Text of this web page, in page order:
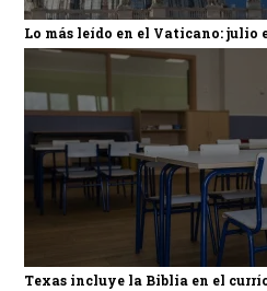
Lo más leído en el Vaticano: julio
Texas incluye la Biblia en el